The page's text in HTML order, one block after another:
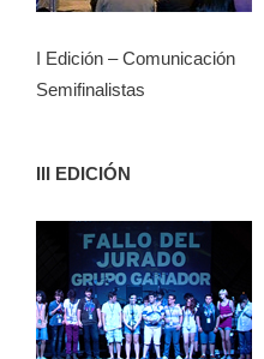
I Edición – Comunicación
Semifinalistas
III EDICIÓN